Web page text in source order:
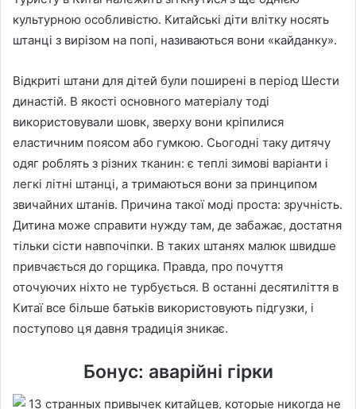
культурною особливістю. Китайські діти влітку носять
штанці з вирізом на попі, називаються вони «кайданку».
Відкриті штани для дітей були поширені в період Шести
династій. В якості основного матеріалу тоді
використовували шовк, зверху вони кріпилися
еластичним поясом або гумкою. Сьогодні таку дитячу
одяг роблять з різних тканин: є теплі зимові варіанти і
легкі літні штанці, а тримаються вони за принципом
звичайних штанів. Причина такої моді проста: зручність.
Дитина може справити нужду там, де забажає, достатня
тільки сісти навпочіпки. В таких штанях малюк швидше
привчається до горщика. Правда, про почуття
оточуючих ніхто не турбується. В останні десятиліття в
Китаї все більше батьків використовують підгузки, і
поступово ця давня традиція зникає.
Бонус: аварійні гірки